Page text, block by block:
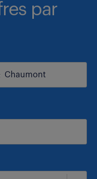
par